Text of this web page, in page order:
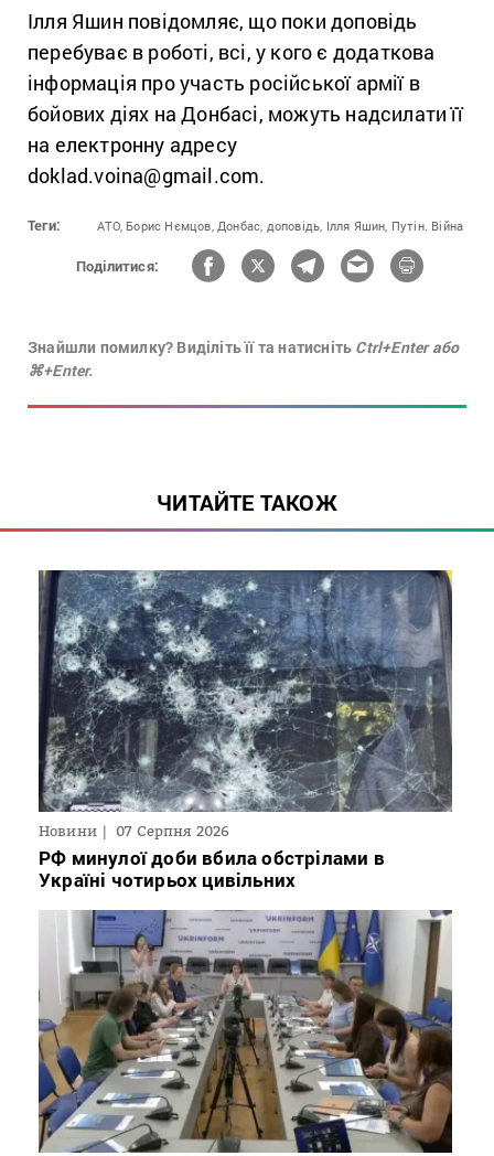
Ілля Яшин повідомляє, що поки доповідь
перебуває в роботі, всі, у кого є додаткова
інформація про участь російської армії в
бойових діях на Донбасі, можуть надсилати її
на електронну адресу
doklad.voina@gmail.com.
Теги: АТО, Борис Нємцов, Донбас, доповідь, Ілля Яшин, Путін. Війна
Поділитися:
Знайшли помилку? Виділіть її та натисніть Ctrl+Enter або
⌘+Enter.
ЧИТАЙТЕ ТАКОЖ
Новини 07 Серпня 2026
РФ минулої доби вбила обстрілами в
Україні чотирьох цивільних